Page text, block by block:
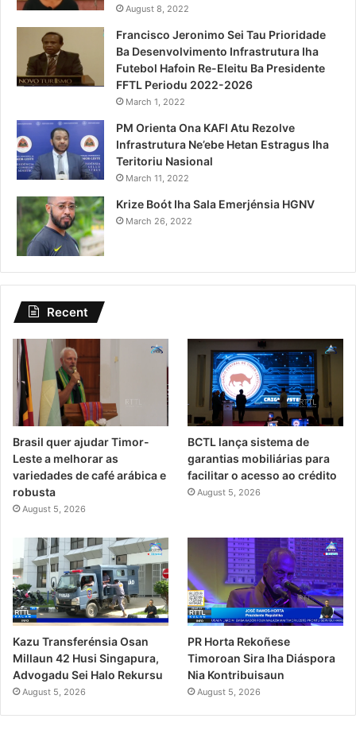
August 8, 2022
Francisco Jeronimo Sei Tau Prioridade
Ba Desenvolvimento Infrastrutura Iha
Futebol Hafoin Re-Eleitu Ba Presidente
FFTL Periodu 2022-2026
March 1, 2022
PM Orienta Ona KAFI Atu Rezolve
Infrastrutura Ne’ebe Hetan Estragus Iha
Teritoriu Nasional
March 11, 2022
Krize Boót Iha Sala Emerjénsia HGNV
March 26, 2022
Recent
Brasil quer ajudar Timor-
Leste a melhorar as
variedades de café arábica e
robusta
August 5, 2026
BCTL lança sistema de
garantias mobiliárias para
facilitar o acesso ao crédito
August 5, 2026
Kazu Transferénsia Osan
Millaun 42 Husi Singapura,
Advogadu Sei Halo Rekursu
August 5, 2026
PR Horta Rekoñese
Timoroan Sira Iha Diáspora
Nia Kontribuisaun
August 5, 2026